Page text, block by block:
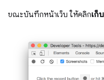
ขณะบันทึกหน้าเว็บ ให้คลิกเก็